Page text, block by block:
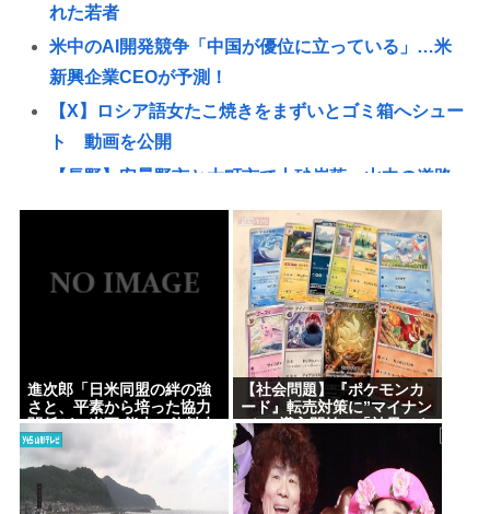
れた若者
米中のAI開発競争「中国が優位に立っている」…米
新興企業CEOが予測！
【X】ロシア語女たこ焼きをまずいとゴミ箱へシュー
ト 動画を公開
【長野】安曇野市と大町市で土砂崩落 山中の道路
が寸断 宿泊客や登山客など計400人近くが孤立か
土石流で橋が流されたとの情報も
8割がGemini利用、ChatGPTは68%
トー横キッズ、大人に失望「相談しても具体的に何
もしてくれなくて傷つく。福祉は自由が奪われる」
【高市早苗】マンションですれ違う時に「こんにち
は」って言ってくる奴がクソ気持ち悪い。話しかけ
てくんなよ
【中共を共産主義独裁から解放】「いずれ本物の戦
争に突入」アメリカの右派が夢見る〈露骨に交戦
進次郎「日米同盟の絆の強
さと、平素から培った協力
関係が」米軍 熊本に飲料水
約16トン支援
【社会問題】『ポケモンカ
ード』転売対策に”マイナン
バー”導入開始で「効果テキ
メン」広がる新システム